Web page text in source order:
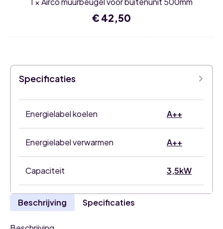
€ 42,50
Specificaties
Energielabel koelen A++
Energielabel verwarmen A++
Capaciteit 3,5kW
Beschrijving Specificaties